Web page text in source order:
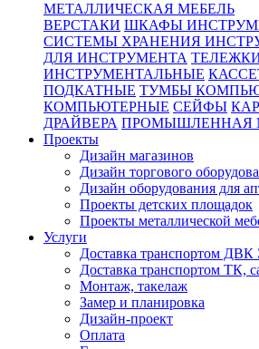
МЕТАЛЛИЧЕСКАЯ МЕБЕЛЬ
ВЕРСТАКИ ШКАФЫ
СИСТЕМЫ ХРАНЕНИЯ
ДЛЯ ИНСТРУМЕНТА
ИНСТРУМЕНТАЛЬНЫЕ
ПОДКАТНЫЕ ТУМБЫ
КОМПЬЮТЕРНЫЕ СЕЙФЫ
ДРАЙВЕРА ПРОМЫШЛЕННАЯ
Проекты
Дизайн магазинов
Дизайн торгового
Дизайн оборудования для
Проекты детских площадок
Проекты металлической
Услуги
Доставка транспортом ДВК
Доставка транспортом ТК,
Монтаж, такелаж
Замер и планировка
Дизайн-проект
Оплата